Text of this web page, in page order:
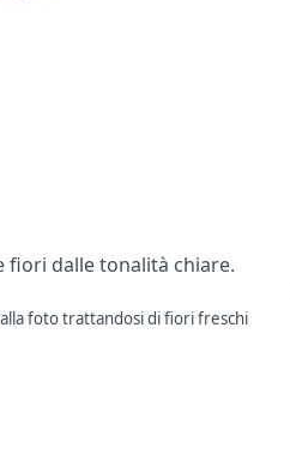
fiori dalle tonalità chiare.
foto trattandosi di fiori freschi